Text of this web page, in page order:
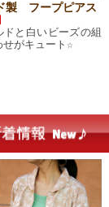
製 フープピアス
ドと白いビーズの組
せがキュート☆